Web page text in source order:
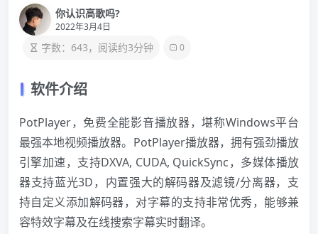
你认识高歌吗?
2022年3月4日
字数：643，阅读约3分钟 0
软件介绍
PotPlayer，免费全能影音播放器，堪称Windows平台
最强本地视频播放器。PotPlayer播放器，拥有强劲播放
引擎加速，支持DXVA, CUDA, QuickSync，多媒体播放
器支持蓝光3D，内置强大的解码器及滤镜/分离器，支
持自定义添加解码器，对字幕的支持非常优秀，能够兼
容特效字幕及在线搜索字幕实时翻译。